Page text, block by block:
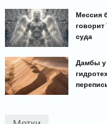
Мессия
суда
Дамбы